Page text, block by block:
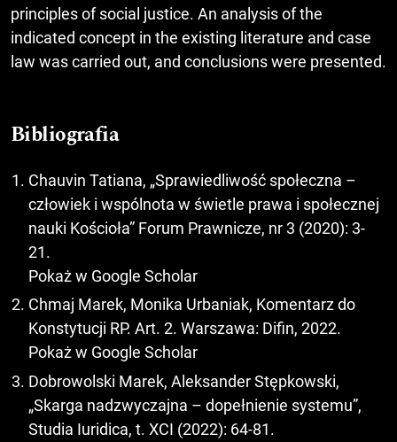
principles of social justice. An analysis of the
indicated concept in the existing literature and case
law was carried out, and conclusions were presented.
Bibliografia
Chauvin Tatiana, „Sprawiedliwość społeczna –
człowiek i wspólnota w świetle prawa i społecznej
nauki Kościoła” Forum Prawnicze, nr 3 (2020): 3-
21.
Pokaż w Google Scholar
Chmaj Marek, Monika Urbaniak, Komentarz do
Konstytucji RP. Art. 2. Warszawa: Difin, 2022.
Pokaż w Google Scholar
Dobrowolski Marek, Aleksander Stępkowski,
„Skarga nadzwyczajna – dopełnienie systemu”,
Studia Iuridica, t. XCI (2022): 64-81.